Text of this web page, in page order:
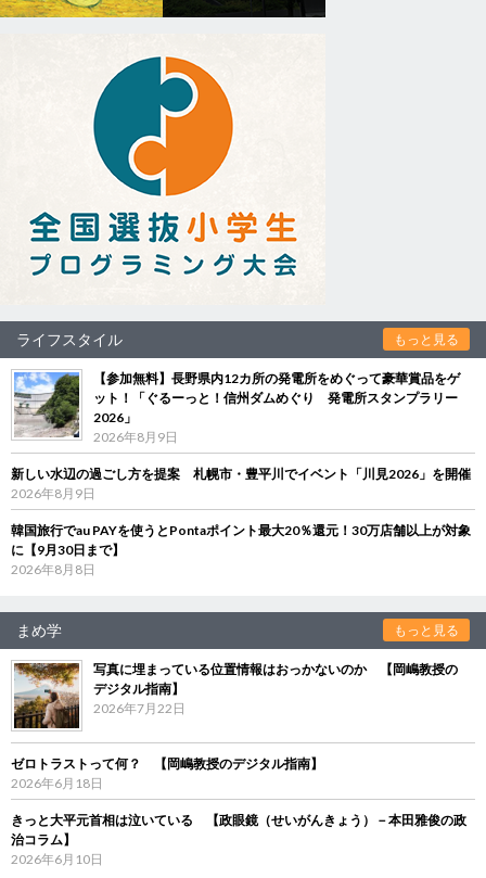
ライフスタイル もっと見る
【参加無料】長野県内12カ所の発電所をめぐって豪華賞品をゲ
ット！「ぐるーっと！信州ダムめぐり 発電所スタンプラリー
2026」
2026年8月9日
新しい水辺の過ごし方を提案 札幌市・豊平川でイベント「川見2026」を開催
2026年8月9日
韓国旅行でau PAYを使うとPontaポイント最大20％還元！30万店舗以上が対象
に【9月30日まで】
2026年8月8日
まめ学 もっと見る
写真に埋まっている位置情報はおっかないのか 【岡嶋教授の
デジタル指南】
2026年7月22日
ゼロトラストって何？ 【岡嶋教授のデジタル指南】
2026年6月18日
きっと大平元首相は泣いている 【政眼鏡（せいがんきょう）－本田雅俊の政
治コラム】
2026年6月10日